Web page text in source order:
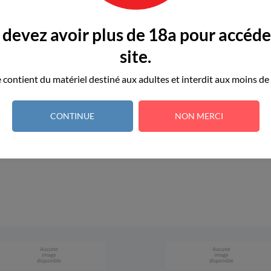
avoir plus de 18a pour
site.
contient du matériel destiné aux adultes et interdit aux moins de
CONTINUE NON MERCI
APERÇU RAPIDE
OHMIBOD - STIMULATEUR...
Prix
99,96 €
Ajouter au panier